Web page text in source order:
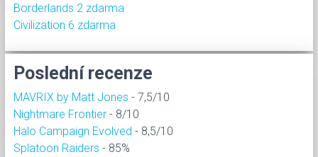
Borderlands 2 zdarma
Civilization 6 zdarma
Poslední recenze
MAVRIX by Matt Jones - 7,5/10
Nightmare Frontier - 8/10
Halo Campaign Evolved - 8,5/10
Splatoon Raiders - 85%